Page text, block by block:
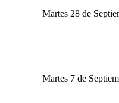
Martes 28 de
Martes 7 de